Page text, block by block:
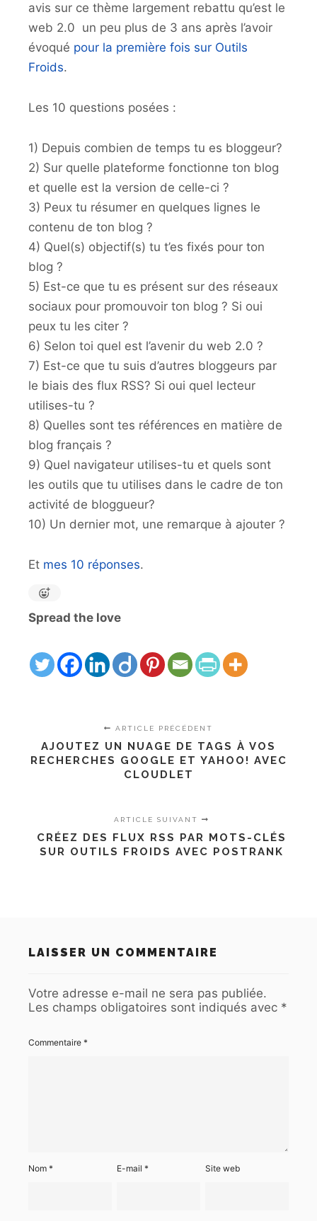
avis sur ce thème largement rebattu qu’est le
web 2.0 un peu plus de 3 ans après l’avoir
évoqué pour la première fois sur Outils
Froids.
Les 10 questions posées :
1) Depuis combien de temps tu es bloggeur?
2) Sur quelle plateforme fonctionne ton blog
et quelle est la version de celle-ci ?
3) Peux tu résumer en quelques lignes le
contenu de ton blog ?
4) Quel(s) objectif(s) tu t’es fixés pour ton
blog ?
5) Est-ce que tu es présent sur des réseaux
sociaux pour promouvoir ton blog ? Si oui
peux tu les citer ?
6) Selon toi quel est l’avenir du web 2.0 ?
7) Est-ce que tu suis d’autres bloggeurs par
le biais des flux RSS? Si oui quel lecteur
utilises-tu ?
8) Quelles sont tes références en matière de
blog français ?
9) Quel navigateur utilises-tu et quels sont
les outils que tu utilises dans le cadre de ton
activité de bloggueur?
10) Un dernier mot, une remarque à ajouter ?
Et mes 10 réponses.
Spread the love
ARTICLE PRÉCÉDENT
AJOUTEZ UN NUAGE DE TAGS À VOS
RECHERCHES GOOGLE ET YAHOO! AVEC
CLOUDLET
ARTICLE SUIVANT
CRÉEZ DES FLUX RSS PAR MOTS-CLÉS
SUR OUTILS FROIDS AVEC POSTRANK
LAISSER UN COMMENTAIRE
Votre adresse e-mail ne sera pas publiée.
Les champs obligatoires sont indiqués avec *
Commentaire *
Nom * E-mail* Site web